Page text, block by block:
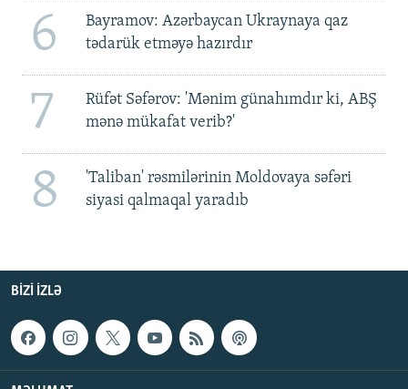
6
Bayramov: Azərbaycan Ukraynaya qaz
tədarük etməyə hazırdır
7
Rüfət Səfərov: 'Mənim günahımdır ki, ABŞ
mənə mükafat verib?'
8
'Taliban' rəsmilərinin Moldovaya səfəri
siyasi qalmaqal yaradıb
BIZI IZLƏ